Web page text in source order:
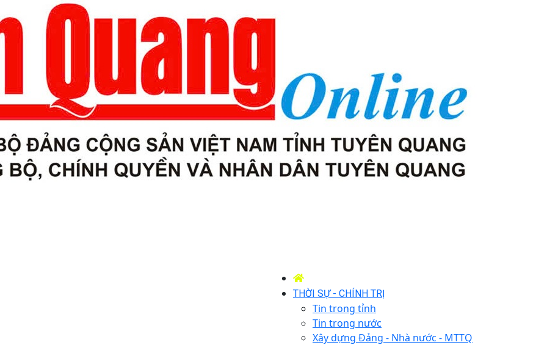
THỜI SỰ - CHÍNH TRỊ
Tin trong tỉnh
Tin trong nước
Xây dựng Đảng - Nhà nước - MTTQ